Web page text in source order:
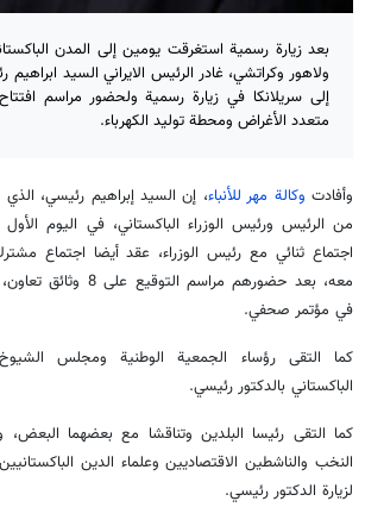
بعد زيارة رسمية استغرقت يومين إلى المدن
ولاهور وكراتشي، غادر الرئيس الايراني السيد
إلى سريلانكا في زيارة رسمية ولحضور مراسم
متعدد الأغراض ومحطة توليد الكهرباء.
وأفادت وكالة مهر للأنباء، إن السيد إبراهيم رئيسي،
من الرئيس ورئيس الوزراء الباكستاني، في اليوم
اجتماع ثنائي مع رئيس الوزراء، عقد أيضا اجتماع
معه، بعد حضورهم مراسم
في مؤتمر صحفي.
كما التقى رؤساء الجمعية الوطنية ومجلس
الباكستاني بالدكتور رئيسي.
كما التقى رئيسا البلدين وتناقشا مع بعضهما
النخب والناشطين الاقتصاديين وعلماء الدين
لزيارة الدكتور رئيسي.